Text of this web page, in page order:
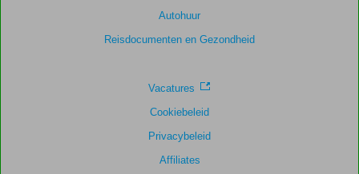
Autohuur
Reisdocumenten en Gezondheid
Vacatures
Cookiebeleid
Privacybeleid
Affiliates